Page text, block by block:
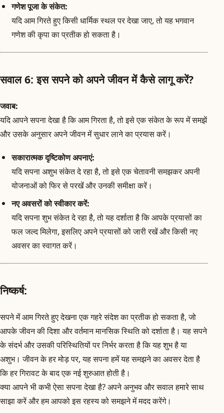
गणेश पूजा के संकेत:
यदि आम गिरते हुए किसी धार्मिक स्थल पर देखा जाए, तो यह भगवान
गणेश की कृपा का प्रतीक हो सकता है।
सवाल 6: इस सपने को अपने जीवन में कैसे लागू करें?
जवाब:
यदि आपने सपना देखा है कि आम गिरता है, तो इसे एक संकेत के रूप में समझें
और उसके अनुसार अपने जीवन में सुधार लाने का प्रयास करें।
सकारात्मक दृष्टिकोण अपनाएं:
यदि सपना अशुभ संकेत दे रहा है, तो इसे एक चेतावनी समझकर अपनी
योजनाओं को फिर से परखें और उनकी समीक्षा करें।
नए अवसरों को स्वीकार करें:
यदि सपना शुभ संकेत दे रहा है, तो यह दर्शाता है कि आपके प्रयासों का
फल जल्द मिलेगा, इसलिए अपने प्रयासों को जारी रखें और किसी नए
अवसर का स्वागत करें।
निष्कर्ष:
सपने में आम गिरते हुए देखना एक गहरे संदेश का प्रतीक हो सकता है, जो
आपके जीवन की दिशा और वर्तमान मानसिक स्थिति को दर्शाता है। यह सपने
के संदर्भ और उसकी परिस्थितियों पर निर्भर करता है कि यह शुभ है या
अशुभ। जीवन के हर मोड़ पर, यह सपना हमें यह समझने का अवसर देता है
कि हर गिरावट के बाद एक नई शुरुआत होती है।
क्या आपने भी कभी ऐसा सपना देखा है? अपने अनुभव और सवाल हमारे साथ
साझा करें और हम आपको इस रहस्य को समझने में मदद करेंगे।